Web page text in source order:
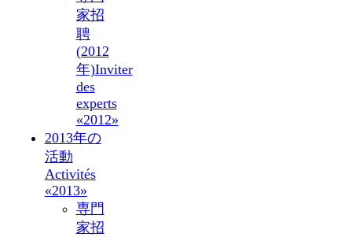
家招
聘
(2012
年)Inviter
des
experts
«2012»
2013年の
活動
Activités
«2013»
専門
家招